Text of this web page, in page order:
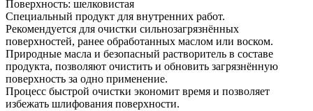
Поверхность: шелковистая
Специальный продукт для внутренних работ.
Рекомендуется для очистки сильнозагрязнённых
поверхностей, ранее обработанных маслом или воском.
Природные масла и безопасный растворитель в составе
продукта, позволяют очистить и обновить загрязнённую
поверхность за одно применение.
Процесс быстрой очистки экономит время и позволяет
избежать шлифования поверхности.